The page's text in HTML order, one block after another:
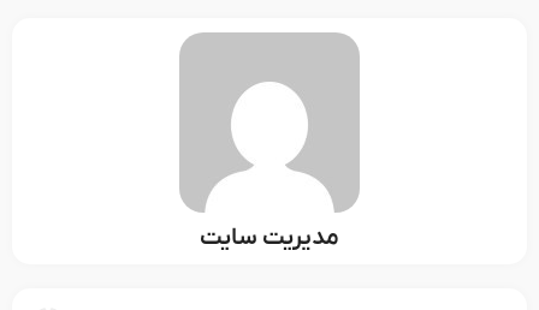
مدیریت سایت